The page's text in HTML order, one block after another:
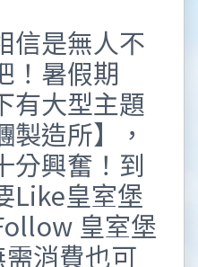
信是無人不
！暑假期
有大型主題
造所】，
分興奮！到
Like皇室堡
皇室堡
消費也可